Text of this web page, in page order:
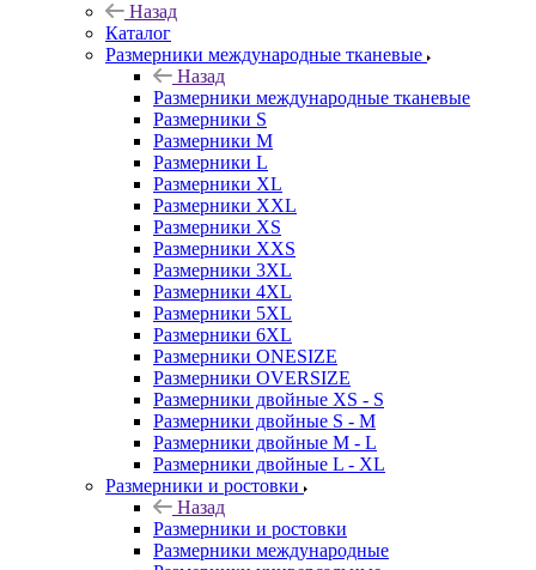
Назад
Каталог
Размерники международные тканевые
Назад
Размерники международные тканевые
Размерники S
Размерники M
Размерники L
Размерники XL
Размерники XXL
Размерники XS
Размерники XXS
Размерники 3XL
Размерники 4XL
Размерники 5XL
Размерники 6XL
Размерники ONESIZE
Размерники OVERSIZE
Размерники двойные XS - S
Размерники двойные S - M
Размерники двойные M - L
Размерники двойные L - XL
Размерники и ростовки
Назад
Размерники и ростовки
Размерники международные